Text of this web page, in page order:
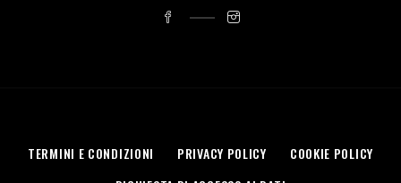
TERMINI E CONDIZIONI PRIVACY POLICY
COOKIE POLICY